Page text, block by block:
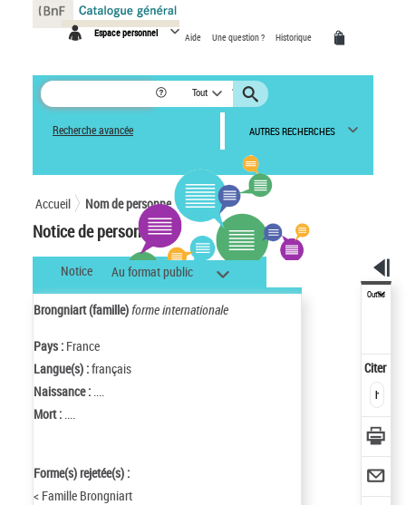
Espace personnel Aide Une question ? Historique
Tout
Recherche avancée AUTRES RECHERCHES
Accueil Nom de personne
Notice de personne
Notice Au format public
Brongniart (famille)forme internationale
Pays : France
Langue(s) :français
Naissance : ....
Mort : ....
Forme(s) rejetée(s) :
< Famille Brongniart
Outils
Citer
Panneau de gestion des cookies